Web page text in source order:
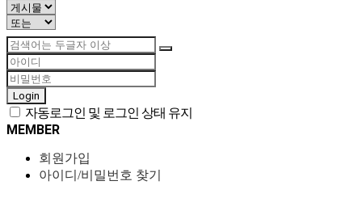
Login
자동로그인 및 로그인 상태 유지
MEMBER
회원가입
아이디/비밀번호 찾기